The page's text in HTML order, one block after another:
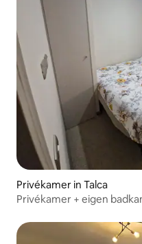
Privékamer in Talca
Privékamer + eigen